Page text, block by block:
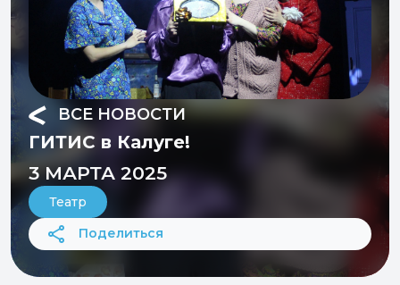
ВСЕ НОВОСТИ
ГИТИС в Калуге!
3 МАРТА 2025
Театр
Поделиться